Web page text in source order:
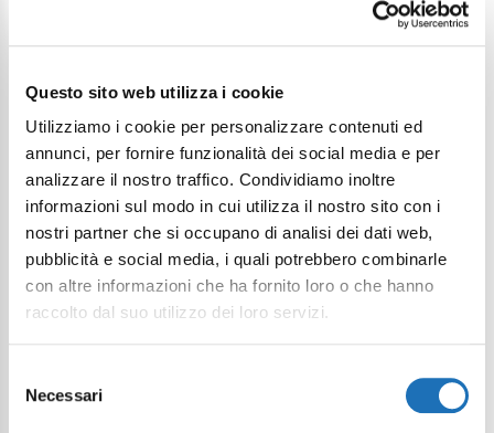
Questo sito web utilizza i cookie
Utilizziamo i cookie per personalizzare contenuti ed
annunci, per fornire funzionalità dei social media e per
analizzare il nostro traffico. Condividiamo inoltre
informazioni sul modo in cui utilizza il nostro sito con i
nostri partner che si occupano di analisi dei dati web,
pubblicità e social media, i quali potrebbero combinarle
con altre informazioni che ha fornito loro o che hanno
raccolto dal suo utilizzo dei loro servizi.
delNecessari
Continua a esplorare
Il tuo viaggio digitale dentro Cesenatico